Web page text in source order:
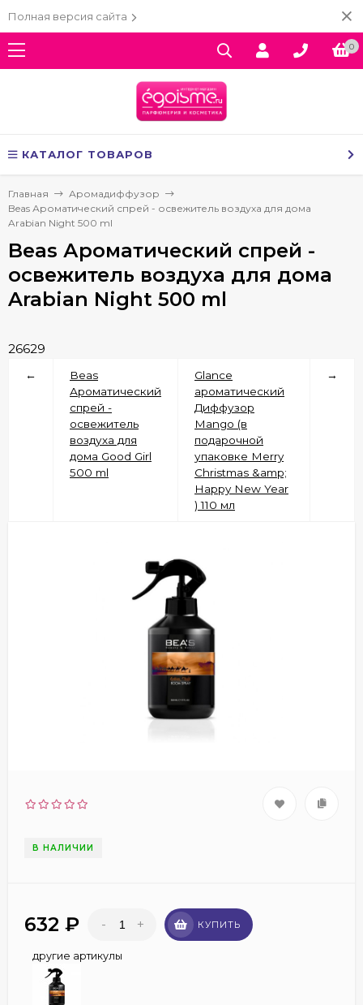
Полная версия сайта
0
КАТАЛОГ ТОВАРОВ
Главная
Аромадиффузор
Beas Ароматический спрей - освежитель воздуха для дома
Arabian Night 500 ml
Beas Ароматический спрей -
освежитель воздуха для дома
Arabian Night 500 ml
26629
←
Beas
Ароматический
спрей -
освежитель
воздуха для
дома Good Girl
500 ml
Glance
ароматический
Диффузор
Mango (в
подарочной
упаковке Merry
Christmas &amp;
Happy New Year
) 110 мл
→
В НАЛИЧИИ
632 ₽ - + КУПИТЬ
другие артикулы